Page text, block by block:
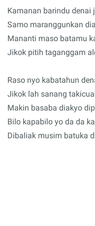
Kamanan barindu denai
Samo maranggunkan
Mananti maso batamu
Jikok pitih taganggam
Raso nyo kabatahun
Jikok lah sanang
Makin basaba diakyo
Bilo kapabilo yo da da
Dibaliak musim batuka